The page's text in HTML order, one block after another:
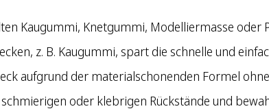
Kaugummi, Knetgummi, Modelliermasse
z. B. Kaugummi, spart die schnelle und
aufgrund der materialschonenden Formel
oder klebrigen Rückstände und